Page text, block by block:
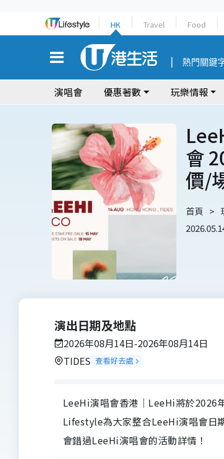
HK Travel Food
熱門關鍵
演唱會 優惠著數 玩樂情報
會
價/
首頁
演出日期及地點
2026年08月14日-2026年08月14日
TIDES 查看好去處
LeeHi演唱會香港｜LeeHi將於2026
Lifestyle為大家整合LeeHi演唱會日
會錯過LeeHi演唱會的活動詳情！